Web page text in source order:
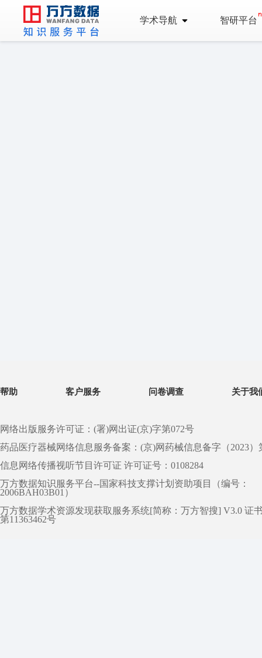
学术导航 智研平台
帮助 客户服务 问卷调查 关于我
网络出版服务许可证：(署)网出证(京)字第072号
药品医疗器械网络信息服务备案：(京)网药械信息备字（2023）
信息网络传播视听节目许可证 许可证号：0108284
万方数据知识服务平台--国家科技支撑计划资助项目（编号：
2006BAH03B01）
万方数据学术资源发现获取服务系统[简称：万方智搜] V3.0 证
第11363462号